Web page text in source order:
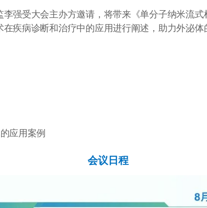
强受大会主办方邀请，将带来《单分子纳米流
疾病诊断和治疗中的应用进行阐述，助力外泌体
应用案例
会议日程